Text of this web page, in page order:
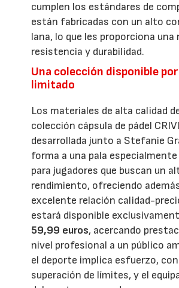
cumplen los estándares de
están fabricadas con un alto
lana, lo que les proporciona una
resistencia y durabilidad.
Una colección disponible
limitado
Los materiales de alta calidad
colección cápsula de pádel
desarrollada junto a Stefanie
forma a una pala especialmente
para jugadores que buscan un
rendimiento, ofreciendo
excelente relación calidad-
estará disponible
59,99 euros, acercando
nivel profesional a un público
el deporte implica esfuerzo,
superación de límites, y el